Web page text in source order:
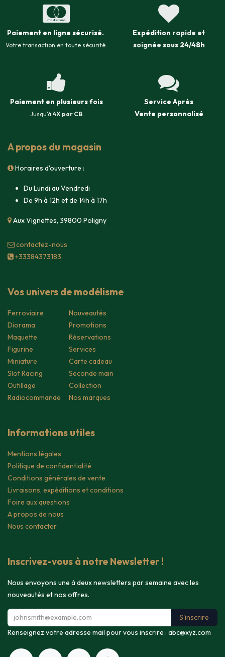
Paiement en ligne sécurisé.
Votre transaction en toute sécurité.
Expédition rapide et
soignée sous 24/48h
Paiement en plusieurs fois
Jusqu'à 4X par CB
Service Après
Vente personnalisé
A propos du magasin
Horaires d'ouverture :
Du Lundi au Vendredi
De 9h à 12h et de 14h à 17h
Aux Vignettes, 39800 Poligny
contacte​z-nous
+33384373183
Vos univers de modélisme
Ferroviaire
Diorama
Maquette
Figurine
Miniature
Slot Racing
Outillage
Radiocommande
Nouveautés
Promotions
Réservations
Services
Carte cadeau
Seconde main
Collection
Nos marques
Informations utiles
Mentions légales
Politique de confidentialité
Conditions générales de vente
Livraisons, expéditions et conditions
Foire aux questions
A propos de nous
Nous contacter
Inscrivez-vous à notre Newsletter !
Nous envoyons une à deux newsletters par semaine avec les
nouveautés et nos offres.
S'inscrire
Renseignez votre adresse mail pour vous inscrire : abc@xyz.com